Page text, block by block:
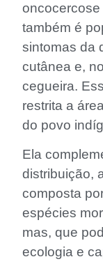
também é
sintomas da
cutânea e,
cegueira.
restrita a
do povo
Ela
distribuição,
composta
espécies
mas, que
ecologia e